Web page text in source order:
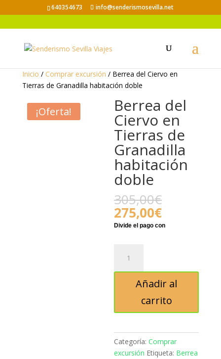
640354673 info@senderismosevilla.net
Inicio / Comprar excursión / Berrea del Ciervo en
Tierras de Granadilla habitación doble
¡Oferta! Berrea del
Ciervo en
Tierras de
Granadilla
habitación
doble
305,00€
275,00€El
precio
Ciervo
doble
cantidad
Añadir al
carrito
Categoría:Comprar
excursión Etiqueta: Berrea